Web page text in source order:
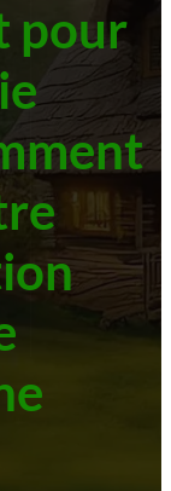
pour